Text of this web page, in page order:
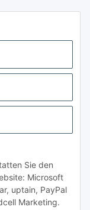
Sie den
Microsoft
uptain, PayPal
Marketing.